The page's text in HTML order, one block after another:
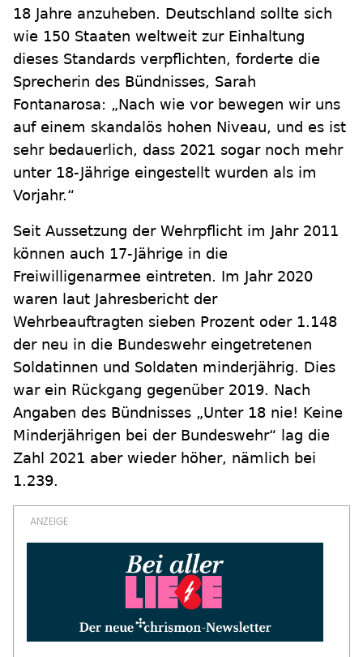
18 Jahre anzuheben. Deutschland sollte sich
wie 150 Staaten weltweit zur Einhaltung
dieses Standards verpflichten, forderte die
Sprecherin des Bündnisses, Sarah
Fontanarosa: „Nach wie vor bewegen wir uns
auf einem skandalös hohen Niveau, und es ist
sehr bedauerlich, dass 2021 sogar noch mehr
unter 18-Jährige eingestellt wurden als im
Vorjahr.“
Seit Aussetzung der Wehrpflicht im Jahr 2011
können auch 17-Jährige in die
Freiwilligenarmee eintreten. Im Jahr 2020
waren laut Jahresbericht der
Wehrbeauftragten sieben Prozent oder 1.148
der neu in die Bundeswehr eingetretenen
Soldatinnen und Soldaten minderjährig. Dies
war ein Rückgang gegenüber 2019. Nach
Angaben des Bündnisses „Unter 18 nie! Keine
Minderjährigen bei der Bundeswehr“ lag die
Zahl 2021 aber wieder höher, nämlich bei
1.239.